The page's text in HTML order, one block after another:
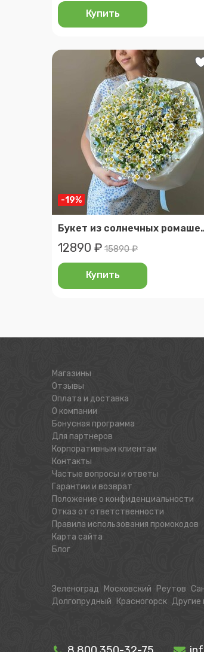
Купить
-19%
Букет из солнечных
12890 ₽ 15890 ₽
Купить
Магазины
Отзывы
Оплата и доставка
О компании
Бонусная программа
Для партнеров
Корпоративным клиентам
Контакты
Частые вопросы и ответы
Гарантии и возврат
Положение о конфиденциальности
Отказ от ответственности
Правила использования промокодов
Карта сайта
Блог
Зеленоград Московский Реутов
Долгопрудный
Красногорск Другие